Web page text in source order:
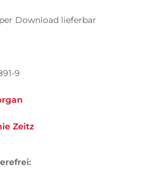
Zeitz
Download lieferbar
9